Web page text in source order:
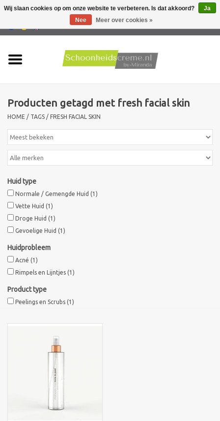
Producten
Huidproblemen
Mannen verzorging
Acties
Nieuw !!
Mila d'Opiz
Bernard cassiere
Pascaud
Ekseption Skincare
Producten getagd met fresh facial skin
HOME / TAGS / FRESH FACIAL SKIN
Huid type
Normale / Gemengde Huid (1)
Vette Huid (1)
Droge Huid (1)
Gevoelige Huid (1)
Huidprobleem
Acné (1)
Rimpels en Lijntjes (1)
Product type
Peelings en Scrubs (1)
Wij slaan cookies op om onze website te verbeteren. Is dat akkoord?
Ja
Nee
Meer over cookies »